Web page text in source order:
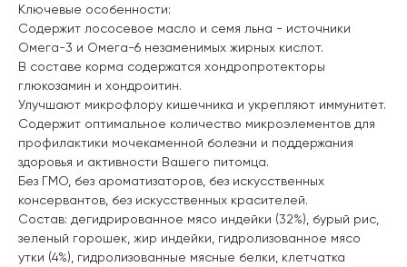
Ключевые особенности:
Содержит лососевое масло и семя льна - источники
Омега-3 и Омега-6 незаменимых жирных кислот.
В составе корма содержатся хондропротекторы
глюкозамин и хондроитин.
Улучшают микрофлору кишечника и укрепляют иммунитет.
Содержит оптимальное количество микроэлементов для
профилактики мочекаменной болезни и поддержания
здоровья и активности Вашего питомца.
Без ГМО, без ароматизаторов, без искусственных
консервантов, без искусственных красителей.
Состав: дегидрированное мясо индейки (32%), бурый рис,
зеленый горошек, жир индейки, гидролизованное мясо
утки (4%), гидролизованные мясные белки, клетчатка